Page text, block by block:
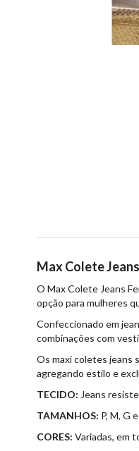
Max Colete
O Max Colete Jeans
opção para mulheres
Confeccionado em
combinações com
Os maxi coletes jeans
agregando estilo e
TECIDO: Jeans
TAMANHOS: P, M, G
CORES: Variadas, em